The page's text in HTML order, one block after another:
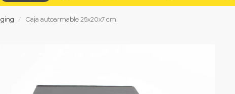
/ Caja autoarmable 25x20x7 cm